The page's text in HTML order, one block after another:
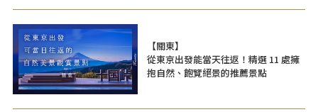
【關東】
從東京出發能當天往返！精選 11 處擁
抱自然、飽覽絕景的推薦景點